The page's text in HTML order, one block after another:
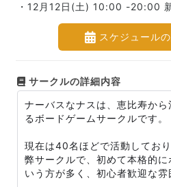
・12月12日(土) 10:00 -20:00
スケジュール
サークルの詳細内容
ナーバスなナスは、恵比寿か
るボードゲームサークルです。
現在は40名ほどで活動しており
弊サークルで、初めて本格的
いう方が多く、初心者歓迎な雰